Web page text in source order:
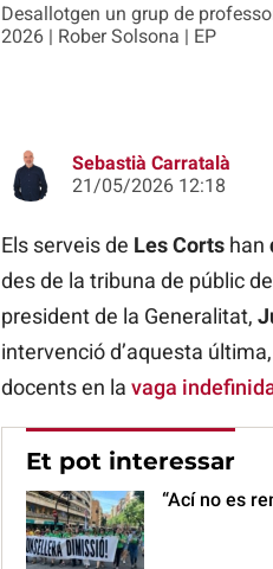
Desallotgen un grup de
2026 | Rober Solsona | EP
Sebastià Carratalà
21/05/2026 12:18
Els serveis de Les Cortshan
des de la tribuna de públic
president de la Generalitat,
intervenció d’aquesta
docents en la vaga
Et pot interessar
“Ací no es